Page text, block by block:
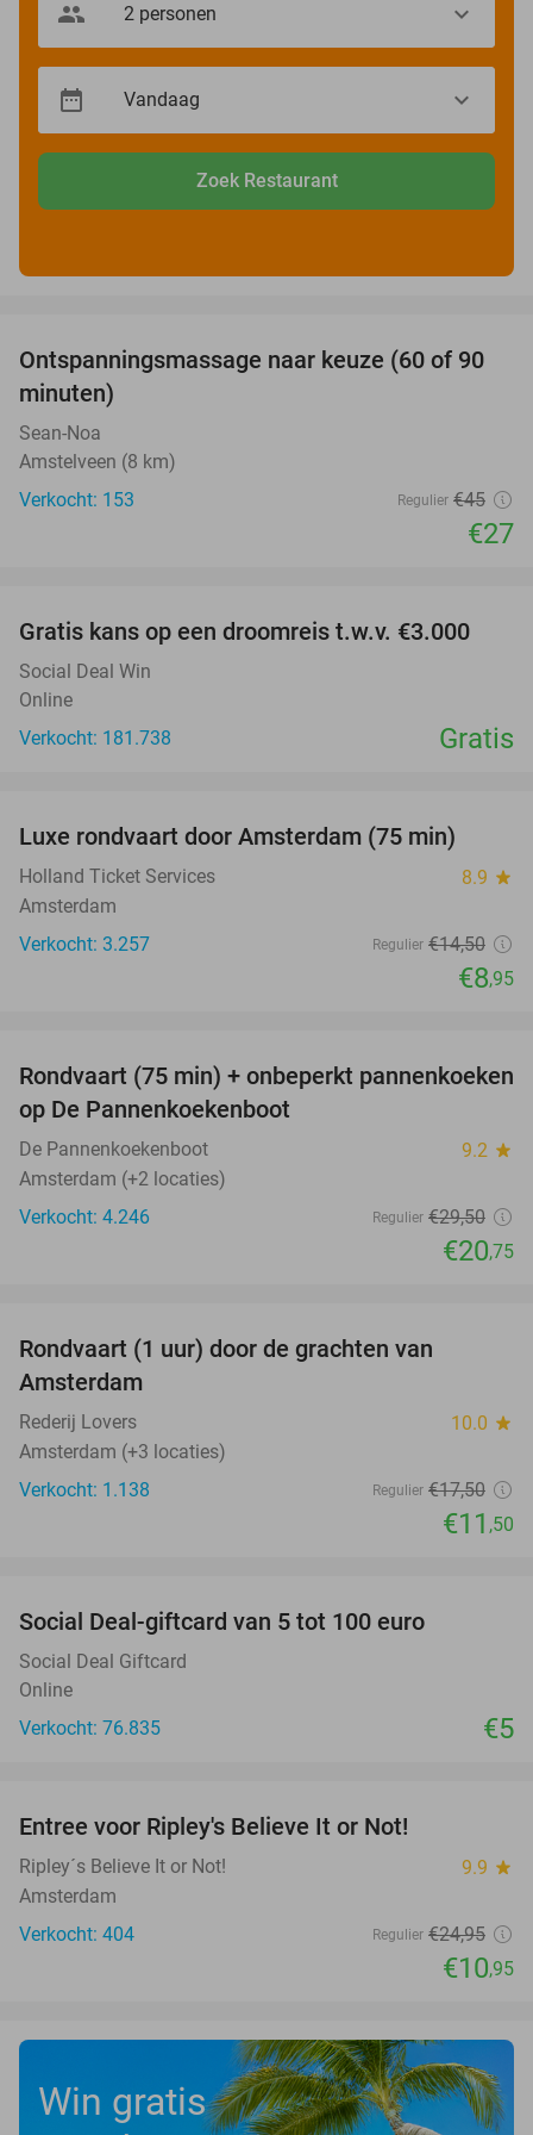
Zoek Restaurant
40%
Ontspanningsmassage naar keuze (60 of 90
minuten)
Sean-Noa
Amstelveen (8 km)
Verkocht: 153
Regulier €45
€27
Gratis kans op een droomreis t.w.v. €3.000
Social Deal Win
Online
Verkocht: 181.738
Gratis
Luxe rondvaart door Amsterdam (75 min)
Holland Ticket Services 8.9 star
Amsterdam
Verkocht: 3.257
Regulier €14,50
€8,95
30%
Rondvaart (75 min) + onbeperkt pannenkoeken
op De Pannenkoekenboot
De Pannenkoekenboot 9.2 star
Amsterdam (+2 locaties)
Verkocht: 4.246
Regulier €29,50
€20,75
Rondvaart (1 uur) door de grachten van
Amsterdam
Rederij Lovers 10.0 star
Amsterdam (+3 locaties)
Verkocht: 1.138
Regulier €17,50
€11 ,50
Social Deal-giftcard van 5 tot 100 euro
Social Deal Giftcard
Online
Verkocht: 76.835
€5
Entree voor Ripley's Believe It or Not!
Ripley´s Believe It or Not! 9.9 star
Amsterdam
Verkocht: 404
Regulier €24,95
€10,95
Win gratis